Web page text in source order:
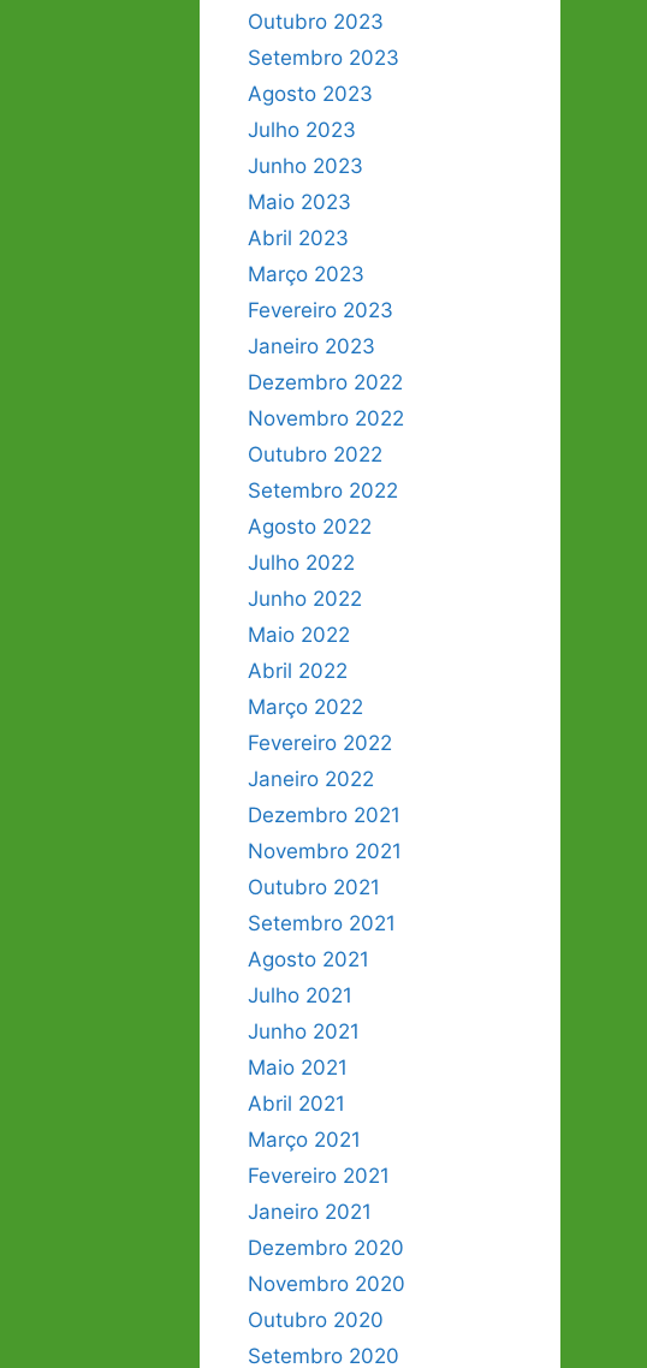
Outubro 2023
Setembro 2023
Agosto 2023
Julho 2023
Junho 2023
Maio 2023
Abril 2023
Março 2023
Fevereiro 2023
Janeiro 2023
Dezembro 2022
Novembro 2022
Outubro 2022
Setembro 2022
Agosto 2022
Julho 2022
Junho 2022
Maio 2022
Abril 2022
Março 2022
Fevereiro 2022
Janeiro 2022
Dezembro 2021
Novembro 2021
Outubro 2021
Setembro 2021
Agosto 2021
Julho 2021
Junho 2021
Maio 2021
Abril 2021
Março 2021
Fevereiro 2021
Janeiro 2021
Dezembro 2020
Novembro 2020
Outubro 2020
Setembro 2020